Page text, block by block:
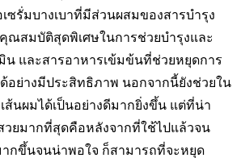
ซรั่มบางเบาที่มีส่วนผสมของสารบำรุง
ณสมบัติสุดพิเศษในการช่วยบำรุงและ
น และสารอาหารเข้มข้นที่ช่วยหยุดการ
อย่างมีประสิทธิภาพ นอกจากนี้ยังช่วยใน
ส้นผมได้เป็นอย่างดีมากยิ่งขึ้น แต่ที่น่า
วยมากที่สุดคือหลังจากที่ใช้ไปแล้วจน
ากขึ้นจนน่าพอใจ ก็สามารถที่จะหยุด